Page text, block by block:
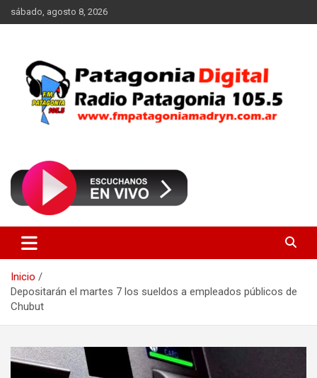
Saltar
al
sábado, agosto 8, 2026
FM Patagonia Madryn
Inicio
Depositarán el martes 7 los sueldos a empleados públicos de
Chubut